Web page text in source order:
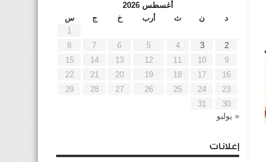
أغسطس 2026
د
ن ث أرب خ ج
س
1
2
3
4
5
6
7
8
9
10
11
12
13
14
15
16
17
18
19
20
21
22
23
24
25
26
27
28
29
30
31
« يوليو
إعلانات